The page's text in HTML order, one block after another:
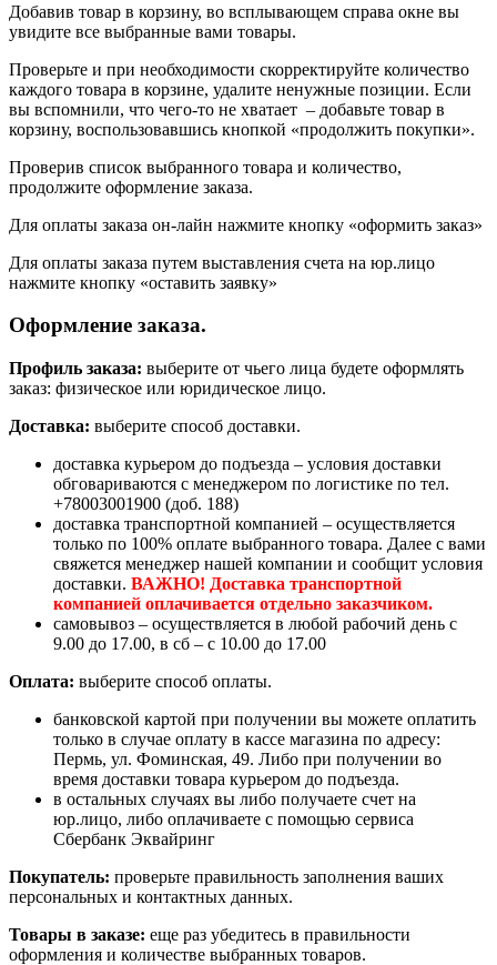
Добавив товар в корзину, во всплывающем справа окне вы
увидите все выбранные вами товары.
Проверьте и при необходимости скорректируйте количество
каждого товара в корзине, удалите ненужные позиции. Если
вы вспомнили, что чего-то не хватает – добавьте товар в
корзину, воспользовавшись кнопкой «продолжить покупки».
Проверив список выбранного товара и количество,
продолжите оформление заказа.
Для оплаты заказа он-лайн нажмите кнопку «оформить заказ»
Для оплаты заказа путем выставления счета на юр.лицо
нажмите кнопку «оставить заявку»
Оформление заказа.
Профиль заказа: выберите от чьего лица будете оформлять
заказ: физическое или юридическое лицо.
Доставка: выберите способ доставки.
доставка курьером до подъезда – условия доставки
обговариваются с менеджером по логистике по тел.
+78003001900 (доб. 188)
доставка транспортной компанией – осуществляется
только по 100% оплате выбранного товара. Далее с вами
свяжется менеджер нашей компании и сообщит условия
доставки. ВАЖНО! Доставка транспортной
компанией оплачивается отдельно заказчиком.
самовывоз – осуществляется в любой рабочий день с
9.00 до 17.00, в сб – с 10.00 до 17.00
Оплата: выберите способ оплаты.
банковской картой при получении вы можете оплатить
только в случае оплату в кассе магазина по адресу:
Пермь, ул. Фоминская, 49. Либо при получении во
время доставки товара курьером до подъезда.
в остальных случаях вы либо получаете счет на
юр.лицо, либо оплачиваете с помощью сервиса
Сбербанк Эквайринг
Покупатель: проверьте правильность заполнения ваших
персональных и контактных данных.
Товары в заказе: еще раз убедитесь в правильности
оформления и количестве выбранных товаров.